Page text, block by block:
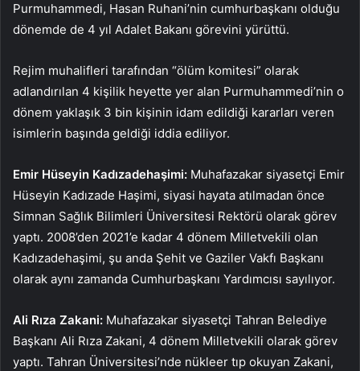
Purmuhammedi, Hasan Ruhani’nin cumhurbaşkanı olduğu
dönemde de 4 yıl Adalet Bakanı görevini yürüttü.
Rejim muhalifleri tarafından “ölüm komitesi” olarak
adlandırılan 4 kişilik heyette yer alan Purmuhammedi’nin o
dönem yaklaşık 3 bin kişinin idam edildiği kararları veren
isimlerin başında geldiği iddia ediliyor.
Emir Hüseyin Kadızadehaşimi: Muhafazakar siyasetçi Emir
Hüseyin Kadızade Haşimi, siyasi hayata atılmadan önce
Simnan Sağlık Bilimleri Üniversitesi Rektörü olarak görev
yaptı. 2008’den 2021’e kadar 4 dönem Milletvekili olan
Kadızadehaşimi, şu anda Şehit ve Gaziler Vakfı Başkanı
olarak aynı zamanda Cumhurbaşkanı Yardımcısı sayılıyor.
Ali Rıza Zakani: Muhafazakar siyasetçi Tahran Belediye
Başkanı Ali Rıza Zakani, 4 dönem Milletvekili olarak görev
yaptı. Tahran Üniversitesi’nde nükleer tıp okuyan Zakani,